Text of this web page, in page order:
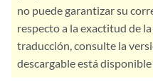
no puede garantizar su
respecto a la exactitud de
traducción, consulte la
descargable está